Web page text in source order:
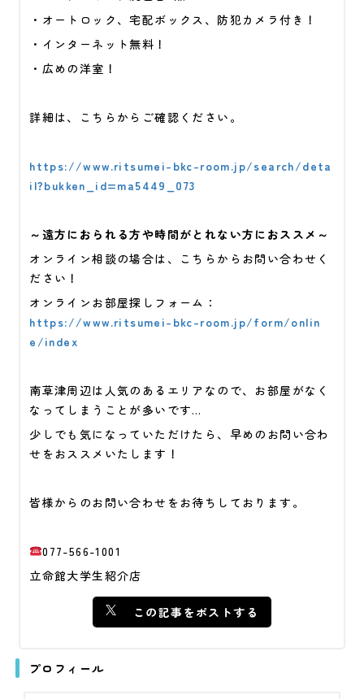
・オートロック、宅配ボックス、防犯カメラ付き！
・インターネット無料 ！
・広めの洋室！
詳細は、こちらからご確認ください。
https://www.ritsumei-bkc-room.jp/search/deta
il?bukken_id=ma5449_073
～遠方におられる方や時間がとれない方におススメ～
オンライン相談の場合は、こちらからお問い合わせく
ださい！
オンラインお部屋探しフォーム：
https://www.ritsumei-bkc-room.jp/form/onlin
e/index
南草津周辺は人気のあるエリアなので、お部屋がなく
なってしまうことが多いです…
少しでも気になっていただけたら、早めのお問い合わ
せをおススメいたします！
皆様からのお問い合わせをお待ちしております。
077-566-1001
立命館大学生紹介店
この記事をポストする
プロフィール